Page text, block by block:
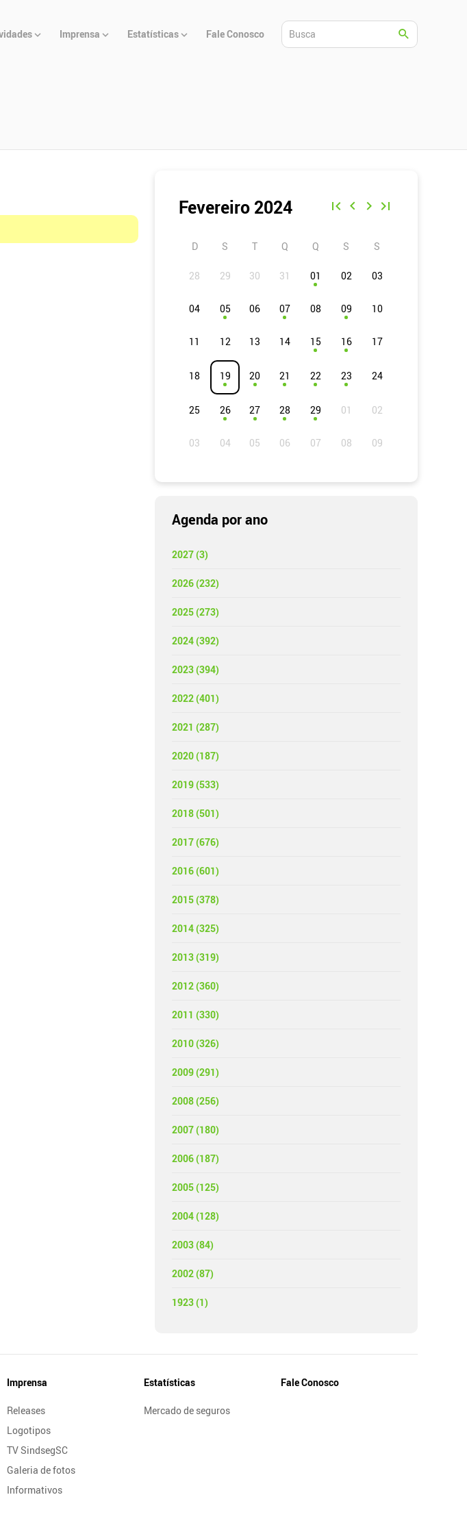
Imprensa Estatísticas Fale Conosco
Fevereiro 2024
D S T Q Q S S
01 02 03
04 05 06 07 08 09 10
11 12 13 14 15 16 17
18 19 20 21 22 23 24
25 26 27 28 29
Agenda por ano
2027 (3)
2026 (232)
2025 (273)
2024 (392)
2023 (394)
2022 (401)
2021 (287)
2020 (187)
2019 (533)
2018 (501)
2017 (676)
2016 (601)
2015 (378)
2014 (325)
2013 (319)
2012 (360)
2011 (330)
2010 (326)
2009 (291)
2008 (256)
2007 (180)
2006 (187)
2005 (125)
2004 (128)
2003 (84)
2002 (87)
1923 (1)
Imprensa
Releases
Logotipos
TV SindsegSC
Galeria de fotos
Informativos
Estatísticas
Mercado de seguros
Fale Conosco